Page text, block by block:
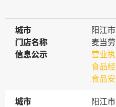
城市
城市
阳江市
门店名称
门店名称
麦当
信息公示
信息公示
营业
食品
食品
城市
城市
阳江市